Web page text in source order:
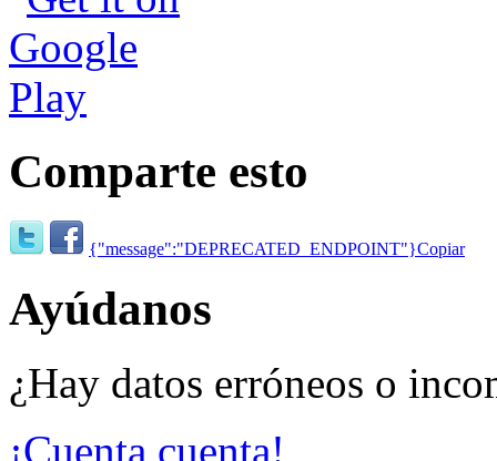
Comparte esto
{"message":"DEPRECATED_ENDPOINT"}Copiar
Ayúdanos
¿Hay datos erróneos o
¡Cuenta cuenta!